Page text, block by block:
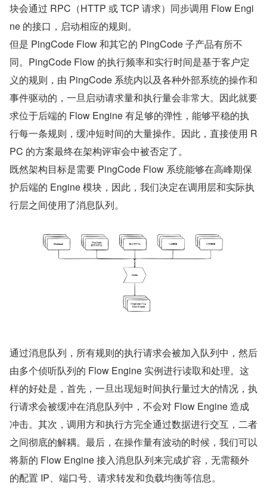
块会通过 RPC（HTTP 或 TCP 请求）同步调用 Flow Engi
ne 的接口，启动相应的规则。
但是 PingCode Flow 和其它的 PingCode 子产品有所不
同。PingCode Flow 的执行频率和实行时间是基于客户定
义的规则，由 PingCode 系统内以及各种外部系统的操作和
事件驱动的，一旦启动请求量和执行量会非常大。因此就要
求位于后端的 Flow Engine 有足够的弹性，能够平稳的执
行每一条规则，缓冲短时间的大量操作。因此，直接使用 R
PC 的方案最终在架构评审会中被否定了。
既然架构目标是需要 PingCode Flow 系统能够在高峰期保
护后端的 Engine 模块，因此，我们决定在调用层和实际执
行层之间使用了消息队列。
通过消息队列，所有规则的执行请求会被加入队列中，然后
由多个侦听队列的 Flow Engine 实例进行读取和处理。这
样的好处是，首先，一旦出现短时间执行量过大的情况，执
行请求会被缓冲在消息队列中，不会对 Flow Engine 造成
冲击。其次，调用方和执行方完全通过数据进行交互，二者
之间彻底的解耦。最后，在操作量有波动的时候，我们可以
将新的 Flow Engine 接入消息队列来完成扩容，无需额外
的配置 IP、端口号、请求转发和负载均衡等信息。